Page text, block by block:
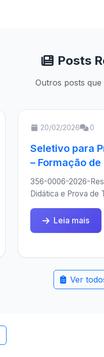
Posts
Outros posts
20/02/2026 0
Seletivo para
– Formação de
356-0006-2026-
Didática e Prova de
Leia mais
Ver